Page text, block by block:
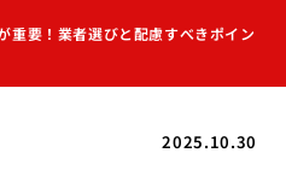
重要！業者選びと配慮すべきポイン
2025.10.30